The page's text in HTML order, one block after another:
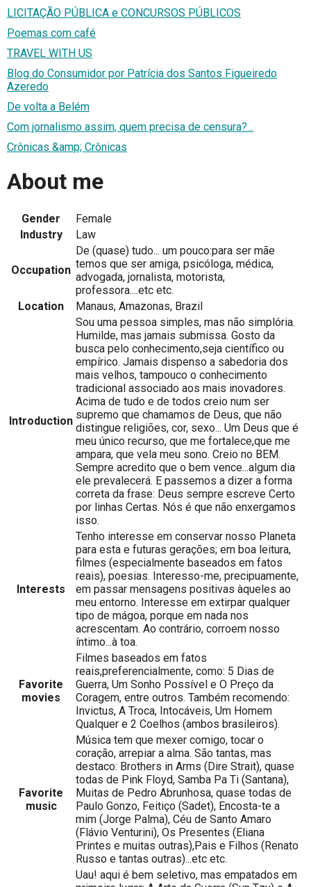
LICITAÇÃO PÚBLICA e CONCURSOS PÚBLICOS
Poemas com café
TRAVEL WITH US
Blog do Consumidor por Patrícia dos Santos Figueiredo
Azeredo
De volta a Belém
Com jornalismo assim, quem precisa de censura?...
Crônicas &amp; Crônicas
About me
Gender
Female
Industry
Law
Occupation
De (quase) tudo... um pouco:para ser mãe
temos que ser amiga, psicóloga, médica,
advogada, jornalista, motorista,
professora....etc etc.
Location
Manaus, Amazonas, Brazil
Introduction
Sou uma pessoa simples, mas não simplória.
Humilde, mas jamais submissa. Gosto da
busca pelo conhecimento,seja científico ou
empírico. Jamais dispenso a sabedoria dos
mais velhos, tampouco o conhecimento
tradicional associado aos mais inovadores.
Acima de tudo e de todos creio num ser
supremo que chamamos de Deus, que não
distingue religiões, cor, sexo... Um Deus que é
meu único recurso, que me fortalece,que me
ampara, que vela meu sono. Creio no BEM.
Sempre acredito que o bem vence...algum dia
ele prevalecerá. E passemos a dizer a forma
correta da frase: Deus sempre escreve Certo
por linhas Certas. Nós é que não enxergamos
isso.
Interests
Tenho interesse em conservar nosso Planeta
para esta e futuras gerações; em boa leitura,
filmes (especialmente baseados em fatos
reais), poesias. Interesso-me, precipuamente,
em passar mensagens positivas àqueles ao
meu entorno. Interesse em extirpar qualquer
tipo de mágoa, porque em nada nos
acrescentam. Ao contrário, corroem nosso
íntimo...à toa.
Favorite
movies
Filmes baseados em fatos
reais,preferencialmente, como: 5 Dias de
Guerra, Um Sonho Possível e O Preço da
Coragem, entre outros. Também recomendo:
Invictus, A Troca, Intocáveis, Um Homem
Qualquer e 2 Coelhos (ambos brasileiros).
Favorite
music
Música tem que mexer comigo, tocar o
coração, arrepiar a alma. São tantas, mas
destaco: Brothers in Arms (Dire Strait), quase
todas de Pink Floyd, Samba Pa Ti (Santana),
Muitas de Pedro Abrunhosa, quase todas de
Paulo Gonzo, Feitiço (Sadet), Encosta-te a
mim (Jorge Palma), Céu de Santo Amaro
(Flávio Venturini), Os Presentes (Eliana
Printes e muitas outras),Pais e Filhos (Renato
Russo e tantas outras)...etc etc.
Uau! aqui é bem seletivo, mas empatados em